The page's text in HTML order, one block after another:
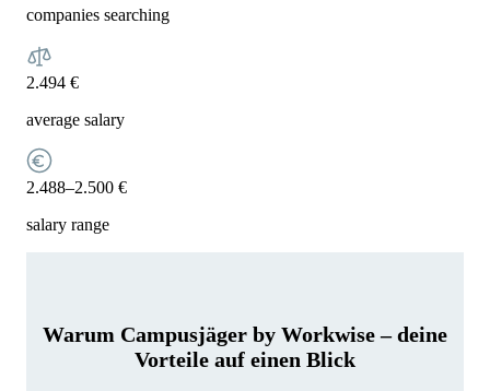
companies searching
2.494 €
average salary
2.488–2.500 €
salary range
Warum Campusjäger by Workwise – deine
Vorteile auf einen Blick